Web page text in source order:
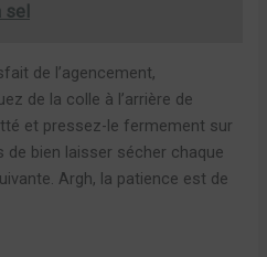
sel
de l’agencement,
de la colle à l’arrière de
et pressez-le fermement sur
bien laisser sécher chaque
Argh, la patience est de